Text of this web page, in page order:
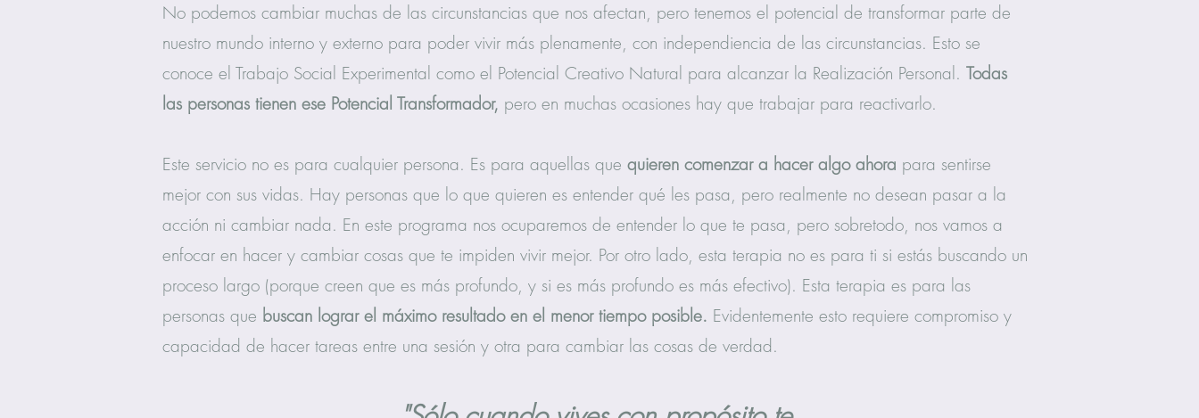
No podemos cambiar muchas de las circunstancias que nos afectan, pero tenemos el potencial de transformar parte de
nuestro mundo interno y externo para poder vivir más plenamente, con independiencia de las circunstancias. Esto se
conoce el Trabajo Social Experimental como el Potencial Creativo Natural para alcanzar la Realización Personal. Todas
las personas tienen ese Potencial Transformador, pero en muchas ocasiones hay que trabajar para reactivarlo.
Este servicio no es para cualquier persona. Es para aquellas que quieren comenzar a hacer algo ahora para sentirse
mejor con sus vidas. Hay personas que lo que quieren es entender qué les pasa, pero realmente no desean pasar a la
acción ni cambiar nada. En este programa nos ocuparemos de entender lo que te pasa, pero sobretodo, nos vamos a
enfocar en hacer y cambiar cosas que te impiden vivir mejor. Por otro lado, esta terapia no es para ti si estás buscando un
proceso largo (porque creen que es más profundo, y si es más profundo es más efectivo). Esta terapia es para las
personas que buscan lograr el máximo resultado en el menor tiempo posible. Evidentemente esto requiere compromiso y
capacidad de hacer tareas entre una sesión y otra para cambiar las cosas de verdad.